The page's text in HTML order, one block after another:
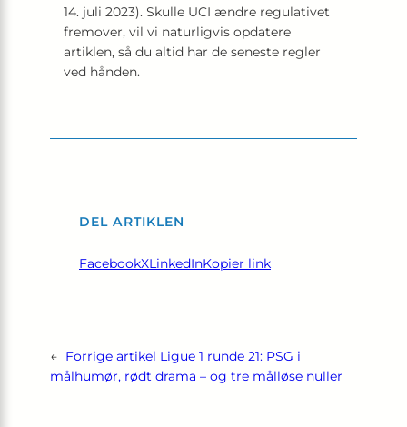
14. juli 2023). Skulle UCI ændre regulativet
fremover, vil vi naturligvis opdatere
artiklen, så du altid har de seneste regler
ved hånden.
DEL ARTIKLEN
FacebookXLinkedInKopier link
← Forrige artikel Ligue 1 runde 21: PSG i
målhumør, rødt drama – og tre målløse nuller